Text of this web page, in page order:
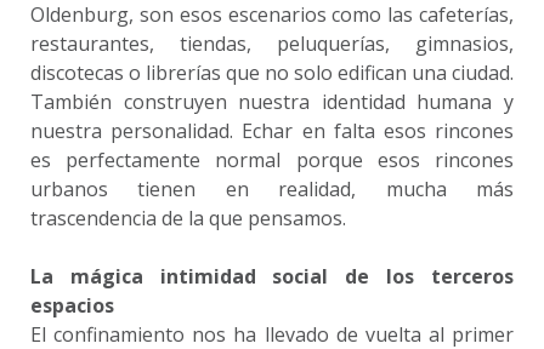
Oldenburg, son esos escenarios como las cafeterías,
restaurantes, tiendas, peluquerías, gimnasios,
discotecas o librerías que no solo edifican una ciudad.
También construyen nuestra identidad humana y
nuestra personalidad. Echar en falta esos rincones
es perfectamente normal porque esos rincones
urbanos tienen en realidad, mucha más
trascendencia de la que pensamos.
La mágica intimidad social de los terceros
espacios
El confinamiento nos ha llevado de vuelta al primer